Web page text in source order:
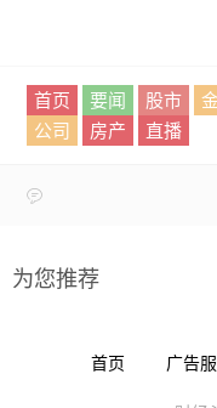
首页 要闻 股市
公司
房产 直播
为您推荐
首页 广告